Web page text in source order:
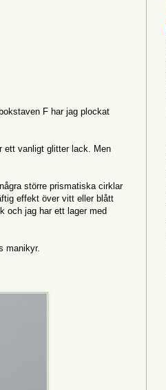
F har jag plockat
ett vanligt glitter lack. Men
större prismatiska cirklar
effekt över vitt eller blått
och jag har ett lager med
manikyr.